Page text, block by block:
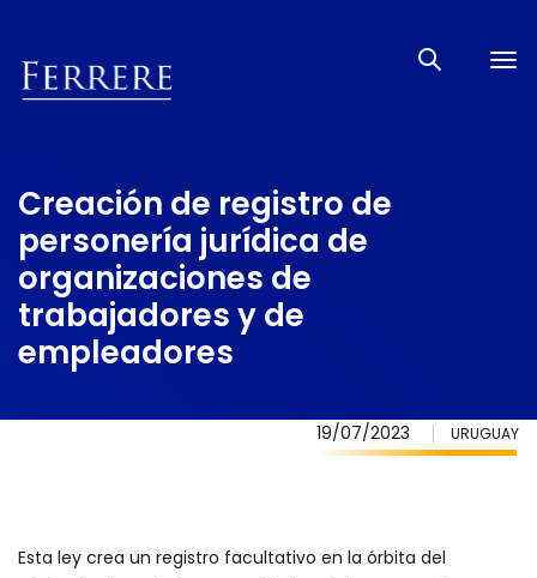
Creación de registro de
personería jurídica de
organizaciones de
trabajadores y de
empleadores
19/07/2023 URUGUAY
Esta ley crea un registro facultativo en la órbita del